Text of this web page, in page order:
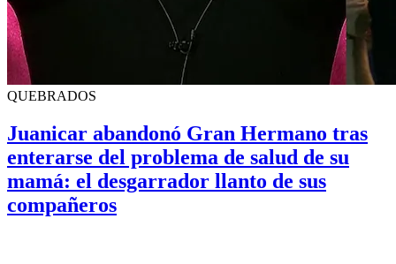
QUEBRADOS
Juanicar abandonó Gran Hermano tras
enterarse del problema de salud de su
mamá: el desgarrador llanto de sus
compañeros